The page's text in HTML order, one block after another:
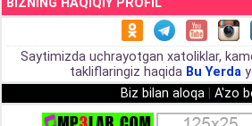
BIZNING HAQIQIY PROFIL
Saytimizda uchrayotgan xatoliklar,
takliflaringiz haqida Bu Yerda
Biz bilan aloqa
A'zo